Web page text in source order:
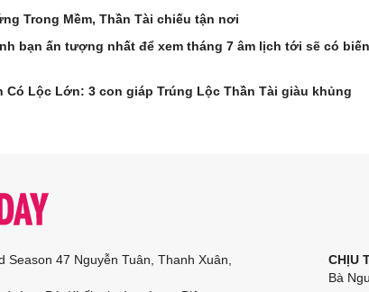
Trong Mềm, Thần Tài chiếu tận nơi
bạn ấn tượng nhất để xem tháng 7 âm lịch tới sẽ có
Lộc Lớn: 3 con giáp Trúng Lộc Thần Tài giàu khủng
Season 47 Nguyễn Tuân, Thanh Xuân,
CHỊU
Bà